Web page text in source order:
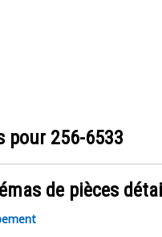
pour 256-6533
de pièces